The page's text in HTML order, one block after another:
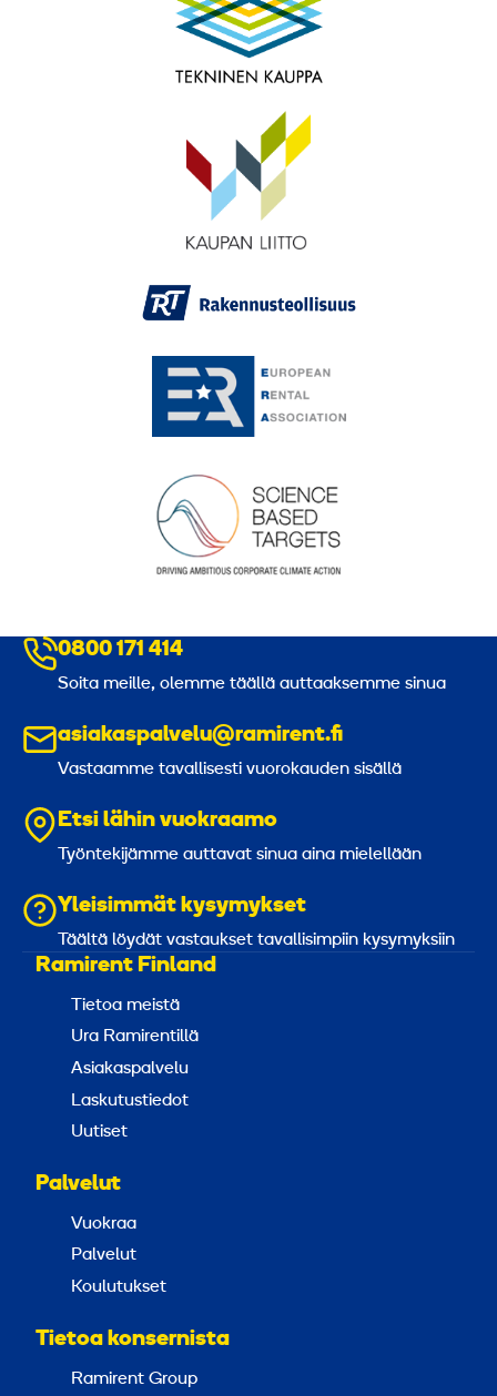
0800 171 414
Soita meille, olemme täällä auttaaksemme sinua
asiakaspalvelu@ramirent.fi
Vastaamme tavallisesti vuorokauden sisällä
Etsi lähin vuokraamo
Työntekijämme auttavat sinua aina mielellään
Yleisimmät kysymykset
Täältä löydät vastaukset tavallisimpiin kysymyksiin
Ramirent Finland
Tietoa meistä
Ura Ramirentillä
Asiakaspalvelu
Laskutustiedot
Uutiset
Palvelut
Vuokraa
Palvelut
Koulutukset
Tietoa konsernista
Ramirent Group